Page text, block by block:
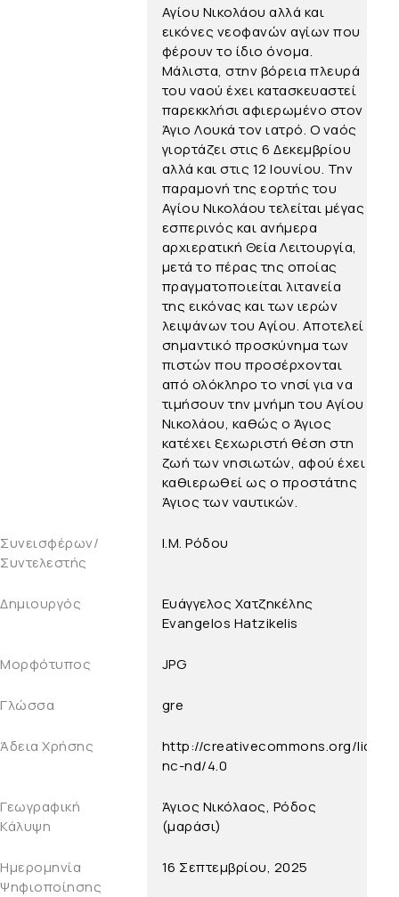
Αγίου Νικολάου αλλά και
εικόνες νεοφανών αγίων που
φέρουν το ίδιο όνομα.
Μάλιστα, στην βόρεια πλευρά
του ναού έχει κατασκευαστεί
παρεκκλήσι αφιερωμένο στον
Άγιο Λουκά τον ιατρό. Ο ναός
γιορτάζει στις 6 Δεκεμβρίου
αλλά και στις 12 Ιουνίου. Την
παραμονή της εορτής του
Αγίου Νικολάου τελείται μέγας
εσπερινός και ανήμερα
αρχιερατική Θεία Λειτουργία,
μετά το πέρας της οποίας
πραγματοποιείται λιτανεία
της εικόνας και των ιερών
λειψάνων του Αγίου. Αποτελεί
σημαντικό προσκύνημα των
πιστών που προσέρχονται
από ολόκληρο το νησί για να
τιμήσουν την μνήμη του Αγίου
Νικολάου, καθώς ο Άγιος
κατέχει ξεχωριστή θέση στη
ζωή των νησιωτών, αφού έχει
καθιερωθεί ως ο προστάτης
Άγιος των ναυτικών.
Συνεισφέρων/
Συντελεστής
Ι.Μ. Ρόδου
Δημιουργός
Ευάγγελος Χατζηκέλης
Evangelos Hatzikelis
Μορφότυπος JPG
Γλώσσα gre
Άδεια Χρήσης
http://creativecommons.org/
nc-nd/4.0
Γεωγραφική
Κάλυψη
Άγιος Νικόλαος, Ρόδος
(μαράσι)
Ημερομηνία
Ψηφιοποίησης
16 Σεπτεμβρίου, 2025